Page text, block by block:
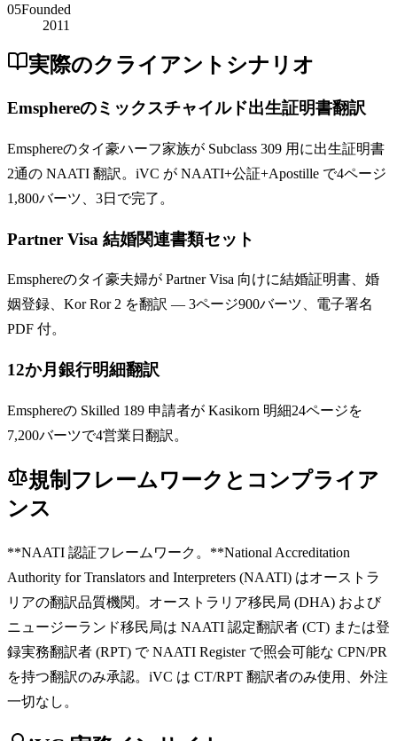
05Founded
2011
実際のクライアントシナリオ
Emsphereのミックスチャイルド出生証明書翻訳
Emsphereのタイ豪ハーフ家族が Subclass 309 用に出生証明書
2通の NAATI 翻訳。iVC が NAATI+公証+Apostille で4ページ
1,800バーツ、3日で完了。
Partner Visa 結婚関連書類セット
Emsphereのタイ豪夫婦が Partner Visa 向けに結婚証明書、婚
姻登録、Kor Ror 2 を翻訳 — 3ページ900バーツ、電子署名
PDF 付。
12か月銀行明細翻訳
Emsphereの Skilled 189 申請者が Kasikorn 明細24ページを
7,200バーツで4営業日翻訳。
規制フレームワークとコンプライア
ンス
**NAATI 認証フレームワーク。**National Accreditation
Authority for Translators and Interpreters (NAATI) はオーストラ
リアの翻訳品質機関。オーストラリア移民局 (DHA) および
ニュージーランド移民局は NAATI 認定翻訳者 (CT) または登
録実務翻訳者 (RPT) で NAATI Register で照会可能な CPN/PR
を持つ翻訳のみ承認。iVC は CT/RPT 翻訳者のみ使用、外注
一切なし。